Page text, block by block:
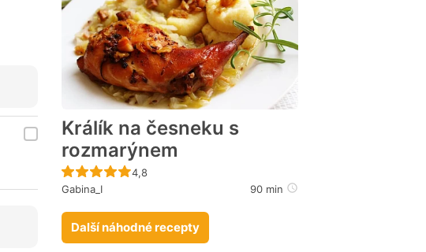
Králík na česneku s
rozmarýnem
Recept ještě nebyl hodnocen
4,8
Gabina_I
90 min
Další náhodné recepty